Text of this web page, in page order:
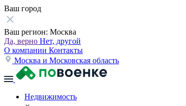
Ваш город
Ваш регион: Москва
Да, верно Нет, другой
О компании Контакты
Москва и Московская область
Недвижимость